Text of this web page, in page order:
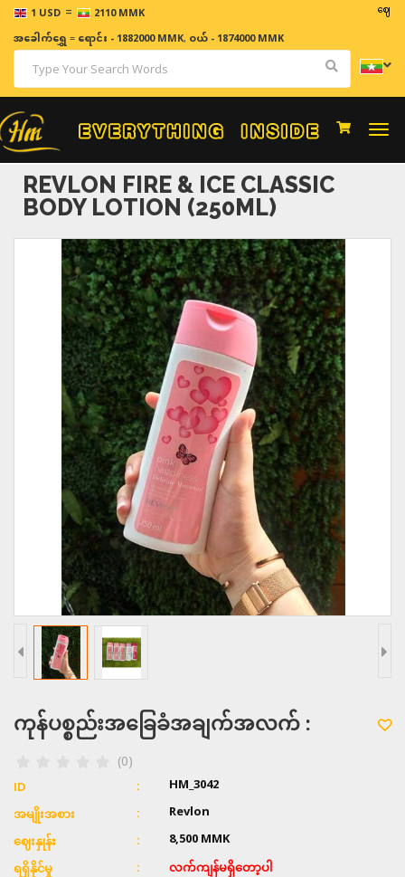
1 USD = 2110 MMK ဈေးနှုန်
အခေါက်ရွှေ=ရောင်း - 1882000 MMK, ဝယ် - 1874000 MMK
REVLON FIRE & ICE CLASSIC
BODY LOTION (250ML)
ကုန်ပစ္စည်းအခြေခံအချက်အလက် :
(0)
ID HM_3042
အမျိုးအစား Revlon
ဈေးနှုန်း 8,500MMK
ရရှိနိုင်မှု
လက်ကျန်မရှိတော့ပါ